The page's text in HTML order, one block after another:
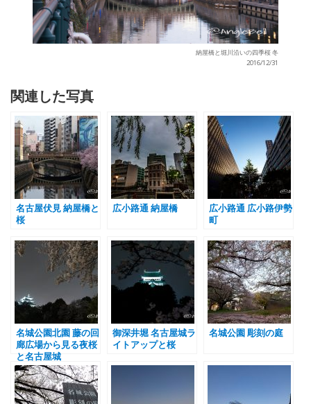
納屋橋と堀川沿いの四季桜 冬
2016/12/31
関連した写真
名古屋伏見 納屋橋と
桜
広小路通 納屋橋
広小路通 広小路伊勢
町
名城公園北園 藤の回
廊広場から見る夜桜
と名古屋城
御深井堀 名古屋城ラ
イトアップと桜
名城公園 彫刻の庭